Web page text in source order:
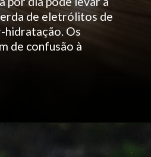
de eletrólitos de
hidratação. Os
de confusão à